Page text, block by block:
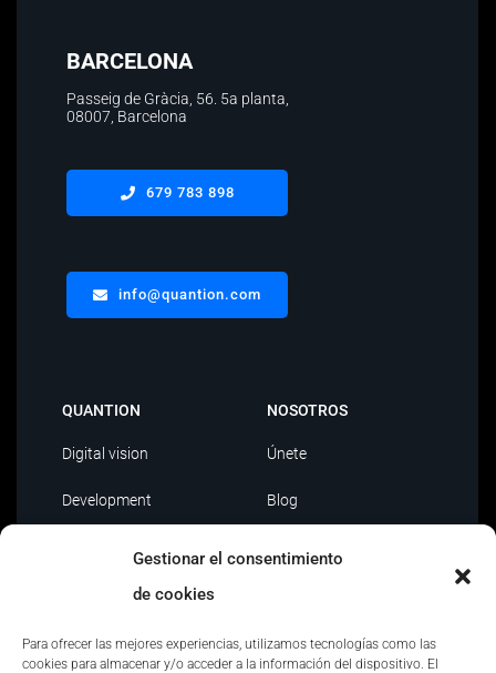
Gestionar el consentimiento
de cookies
Para ofrecer las mejores experiencias, utilizamos tecnologías como las
cookies para almacenar y/o acceder a la información del dispositivo. El
BARCELONA
Passeig de Gràcia, 56. 5a planta
08007, Barcelona
679 783 898
info@quantion.com
QUANTION
Digital vision
Development
Outsourcing IT
NOSOTROS
Únete
Blog